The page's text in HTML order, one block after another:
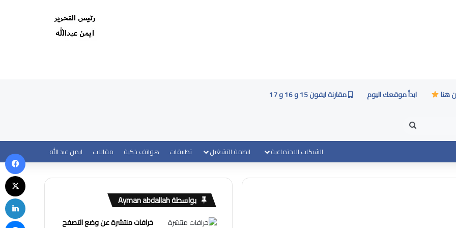
هنا ابدأ موقعك اليوم مقارنة ايفون 15 و 16 و 17
عن
الشبكات الاجتماعية انظمة التشغيل تطبيقات هواتف ذكية مقالات ايمن عبد الله
بواسطة Ayman abdallah
خرافات منتشرة عن وضع التصفح